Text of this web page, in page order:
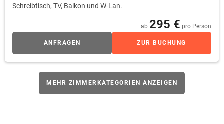
Schreibtisch, TV, Balkon und W-Lan.
ab 295 € pro Person
ANFRAGEN ZUR BUCHUNG
MEHR ZIMMERKATEGORIEN ANZEIGEN